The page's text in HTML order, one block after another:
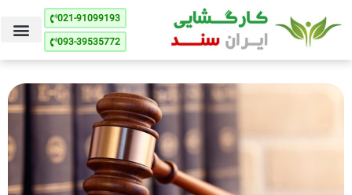
021-91099193
093-39535772